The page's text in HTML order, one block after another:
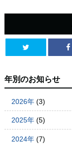
年別のお知らせ
2026年(3)
2025年(5)
2024年(7)